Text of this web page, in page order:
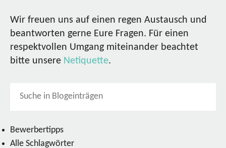
Wir freuen uns auf einen regen Austausch und
beantworten gerne Eure Fragen. Für einen
respektvollen Umgang miteinander beachtet
bitte unsere Netiquette.
Bewerbertipps
Alle Schlagwörter